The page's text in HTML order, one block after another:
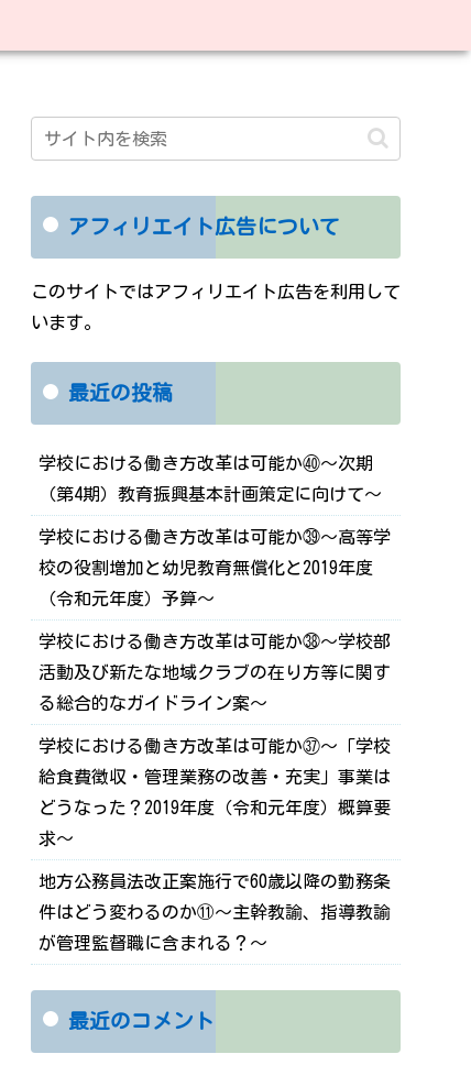
アフィリエイト広告について
このサイトではアフィリエイト広告を利用して
います。
最近の投稿
学校における働き方改革は可能か㊵～次期
（第4期）教育振興基本計画策定に向けて～
学校における働き方改革は可能か㊴～高等学
校の役割増加と幼児教育無償化と2019年度
（令和元年度）予算～
学校における働き方改革は可能か㊳～学校部
活動及び新たな地域クラブの在り方等に関す
る総合的なガイドライン案～
学校における働き方改革は可能か㊲～「学校
給食費徴収・管理業務の改善・充実」事業は
どうなった？2019年度（令和元年度）概算要
求～
地方公務員法改正案施行で60歳以降の勤務条
件はどう変わるのか⑪～主幹教諭、指導教諭
が管理監督職に含まれる？～
最近のコメント